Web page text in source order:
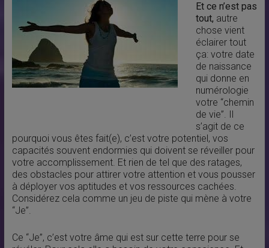
Et ce n’est pas
tout, autre
chose vient
éclairer tout
ça: votre date
de naissance
qui donne en
numérologie
votre “chemin
de vie”. Il
s’agit de ce
pourquoi vous êtes fait(e), c’est votre potentiel, vos
capacités souvent endormies qui doivent se réveiller pour
votre accomplissement. Et rien de tel que des ratages,
des obstacles pour attirer votre attention et vous pousser
à déployer vos aptitudes et vos ressources cachées.
Considérez cela comme un jeu de piste qui mène à votre
“Je”.
Ce “Je”, c’est votre âme qui est sur cette terre pour se